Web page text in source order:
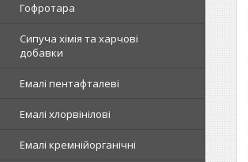
Гофротара
Сипуча хімія та харчові
добавки
Емалі пентафталеві
Емалі хлорвінілові
Емалі кремнійорганічні